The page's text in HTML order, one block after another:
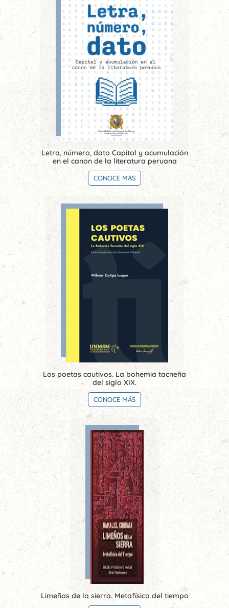
Letra, número, dato Capital y acumulación
en el canon de la literatura peruana
CONOCE MÁS
Los poetas cautivos. La bohemia tacneña
del siglo XIX.
CONOCE MÁS
Limeños de la sierra. Metafísica del tiempo